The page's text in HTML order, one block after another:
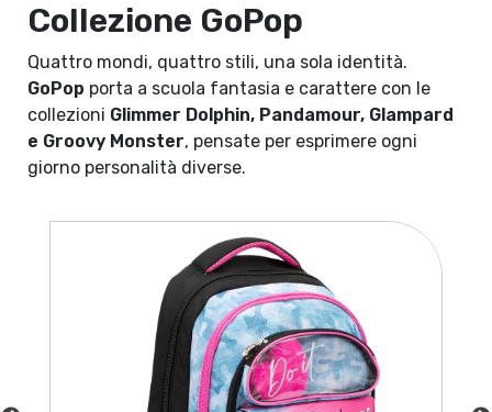
Collezione GoPop
Quattro mondi, quattro stili, una sola identità.
GoPop porta a scuola fantasia e carattere con le
collezioni Glimmer Dolphin, Pandamour, Glampard
e Groovy Monster, pensate per esprimere ogni
giorno personalità diverse.